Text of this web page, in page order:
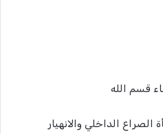
قسم الله
الداخلي والانهيار